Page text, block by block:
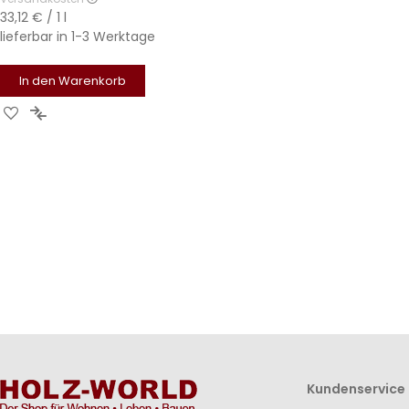
33,12 € / 1 l
lieferbar in 1-3 Werktage
In den Warenkorb
Zur Zur
Kundenservice